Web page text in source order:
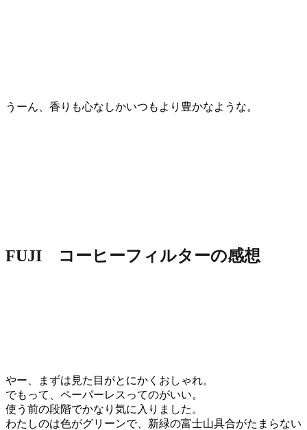
うーん、香りも心なしかいつもより豊かなような。
FUJI コーヒーフィルターの感想
やー、まずは見た目がとにかくおしゃれ。
でもって、ペーパーレスってのがいい。
使う前の段階でかなり気に入りました。
わたしのは色がグリーンで、新緑の富士山具合がたまらない